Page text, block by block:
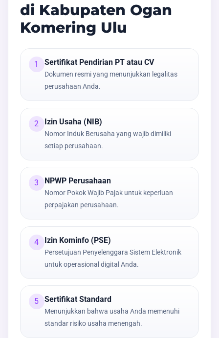
di Kabupaten Ogan
Komering Ulu
1 Sertifikat Pendirian PT atau CV
Dokumen resmi yang menunjukkan legalitas
perusahaan Anda.
2 Izin Usaha (NIB)
Nomor Induk Berusaha yang wajib dimiliki
setiap perusahaan.
3 NPWP Perusahaan
Nomor Pokok Wajib Pajak untuk keperluan
perpajakan perusahaan.
4 Izin Kominfo (PSE)
Persetujuan Penyelenggara Sistem Elektronik
untuk operasional digital Anda.
5 Sertifikat Standard
Menunjukkan bahwa usaha Anda memenuhi
standar risiko usaha menengah.